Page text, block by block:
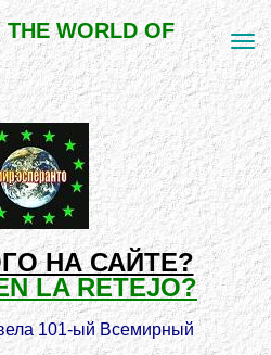
WORLD OF
НА САЙТЕ?
LA RETEJO?
101-ый Всемирный